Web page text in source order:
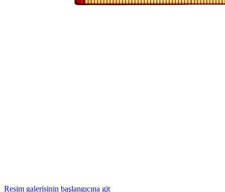
Resim galerisinin başlangıcına git